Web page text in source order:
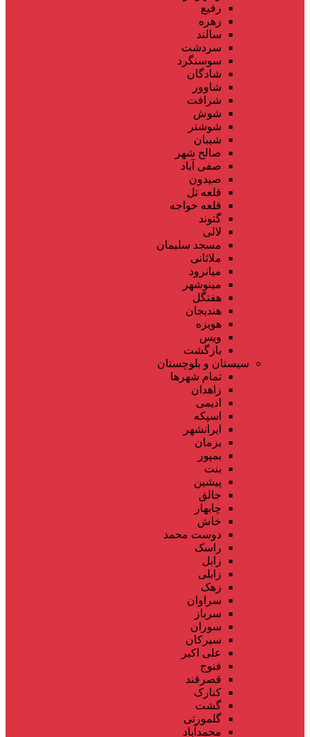
رفیع
زهره
سالند
سردشت
سوسنگرد
شادگان
شاوور
شرافت
شوش
شوشتر
شیبان
صالح شهر
صفی آباد
صیدون
قلعه تل
قلعه خواجه
گتوند
لالی
مسجد سلیمان
ملاثانی
میانرود
مینوشهر
هفتگل
هندیجان
هویزه
ویس
بازگشت
سیستان و بلوچستان
تمام شهر‌ها
زاهدان
ادیمی
اسپکه
ایرانشهر
بزمان
بمپور
بنت
پیشین
جالق
چابهار
خاش
دوست محمد
راسک
زابل
زابلی
زهک
سراوان
سرباز
سوران
سیرکان
علی اکبر
فنوج
قصرقند
کنارک
گشت
گلمورتی
محمدآباد